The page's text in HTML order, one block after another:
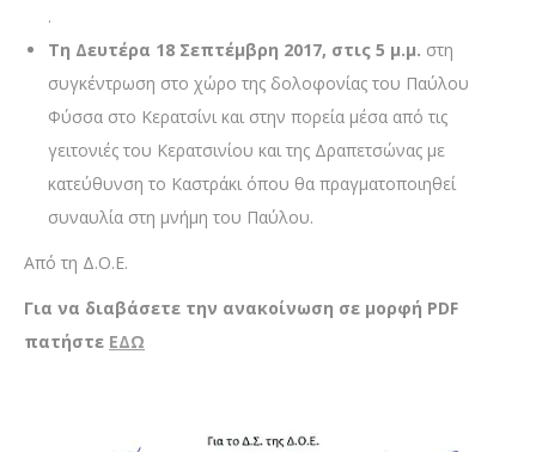
.
Τη Δευτέρα 18 Σεπτέμβρη 2017, στις 5 μ.μ. στη
συγκέντρωση στο χώρο της δολοφονίας του Παύλου
Φύσσα στο Κερατσίνι και στην πορεία μέσα από τις
γειτονιές του Κερατσινίου και της Δραπετσώνας με
κατεύθυνση το Καστράκι όπου θα πραγματοποιηθεί
συναυλία στη μνήμη του Παύλου.
Από τη Δ.Ο.Ε.
Για να διαβάσετε την ανακοίνωση σε μορφή PDF
πατήστε ΕΔΩ